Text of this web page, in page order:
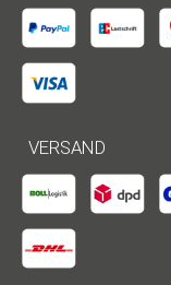
VERSAND